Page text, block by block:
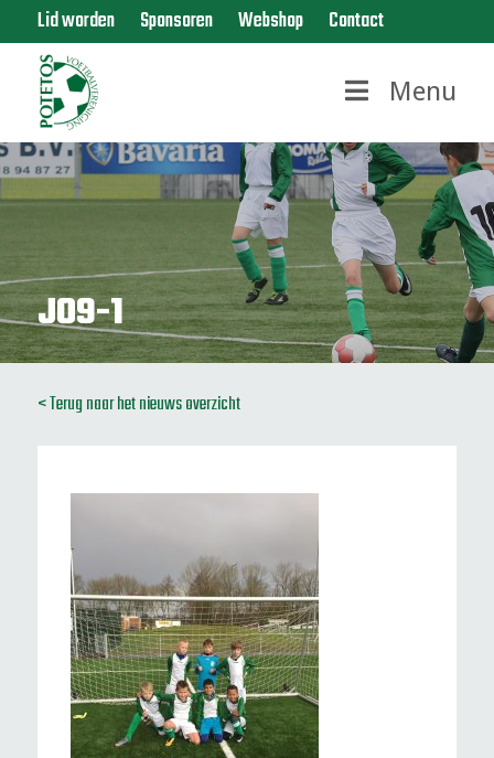
Lid worden Sponsoren Webshop Contact
Menu
JO9-1
< Terug naar het nieuws overzicht